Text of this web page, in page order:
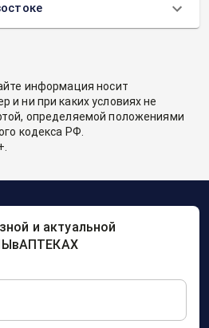
информация носит
и ни при каких условиях не
определяемой положениями
кодекса РФ.
и актуальной